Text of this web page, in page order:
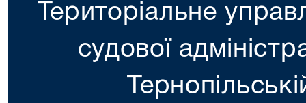
Територіальне
судової